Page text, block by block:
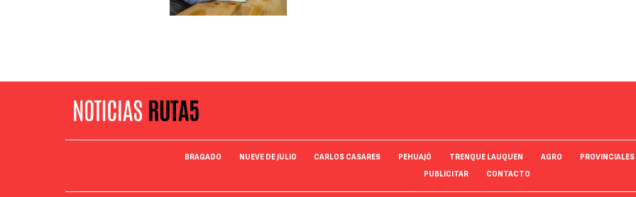
BRAGADO NUEVE DE JULIO CARLOS CASARES PEHUAJÓ TRENQUE LAUQUEN AGRO
PROVINCIALES
PUBLICITAR
CONTACTO